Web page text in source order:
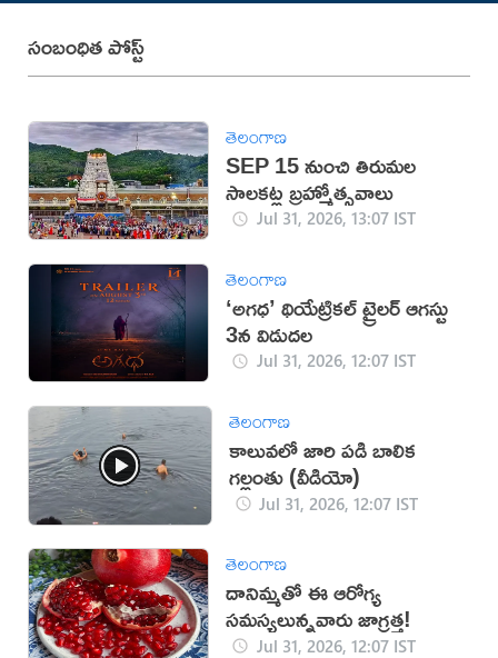
సంబంధిత పోస్ట్
తెలంగాణ
SEP 15 నుంచి తిరుమల
సాలకట్ల బ్రహ్మోత్సవాలు
Jul 31, 2026, 13:07 IST
తెలంగాణ
‘అగధ’ థియేట్రికల్ ట్రైలర్ ఆగస్టు
3న విడుదల
Jul 31, 2026, 12:07 IST
తెలంగాణ
కాలువలో జారి పడి బాలిక
గల్లంతు (వీడియో)
Jul 31, 2026, 12:07 IST
తెలంగాణ
దానిమ్మతో ఈ ఆరోగ్య
సమస్యలున్నవారు జాగ్రత్త!
Jul 31, 2026, 12:07 IST